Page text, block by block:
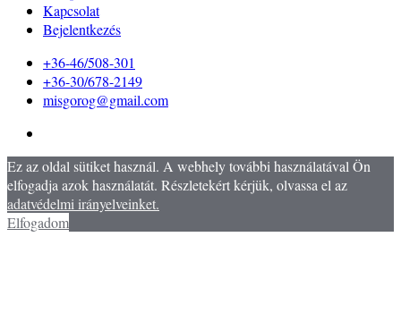
Kapcsolat
Bejelentkezés
+36-46/508-301
+36-30/678-2149
misgorog@gmail.com
Ez az oldal sütiket használ. A webhely további használatával Ön
elfogadja azok használatát. Részletekért kérjük, olvassa el az
adatvédelmi irányelveinket.
Elfogadom